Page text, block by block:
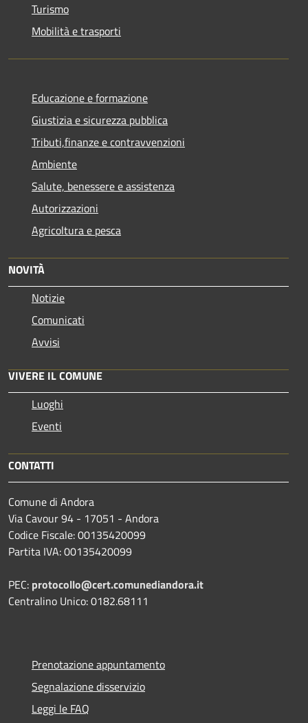
Turismo
Mobilità e trasporti
Educazione e formazione
Giustizia e sicurezza pubblica
Tributi,finanze e contravvenzioni
Ambiente
Salute, benessere e assistenza
Autorizzazioni
Agricoltura e pesca
NOVITÀ
Notizie
Comunicati
Avvisi
VIVERE IL COMUNE
Luoghi
Eventi
CONTATTI
Comune di Andora
Via Cavour 94 - 17051 - Andora
Codice Fiscale: 00135420099
Partita IVA: 00135420099
PEC: protocollo@cert.comunediandora.it
Centralino Unico: 0182.68111
Prenotazione appuntamento
Segnalazione disservizio
Leggi le FAQ